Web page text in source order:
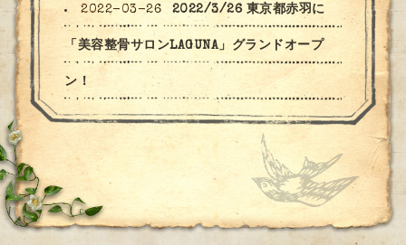
2022-03-26 2022/3/26 東京都赤羽に
「美容整骨サロンLAGUNA」グランドオープ
ン！